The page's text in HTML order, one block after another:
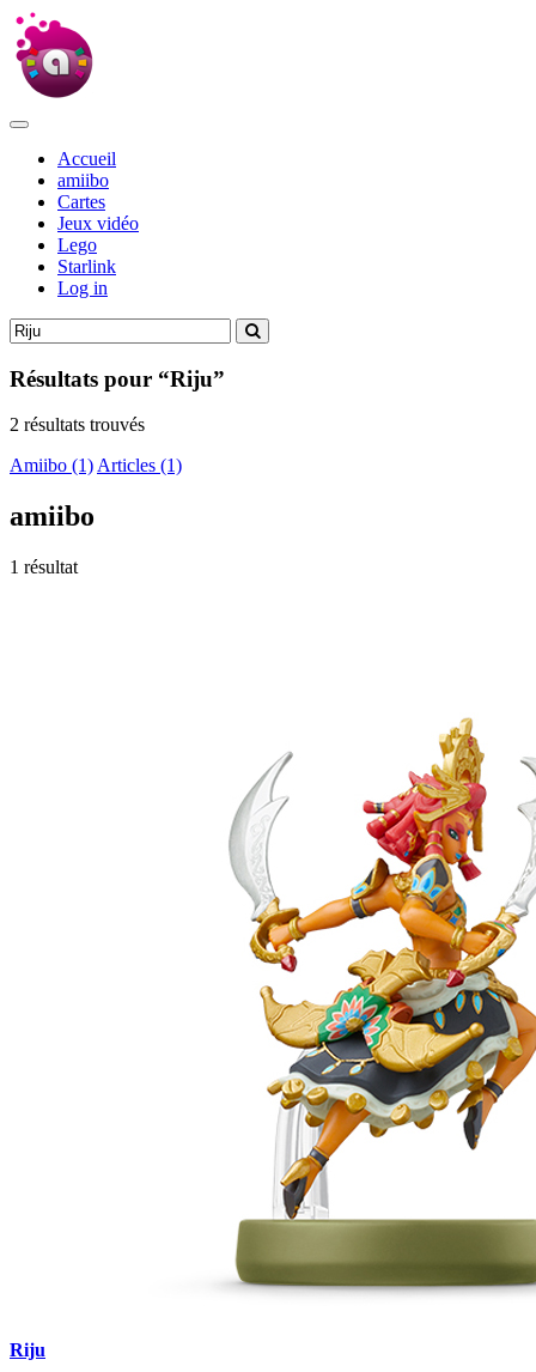
Accueil
amiibo
Cartes
Jeux vidéo
Lego
Starlink
Log in
Résultats pour “Riju”
2 résultats trouvés
Amiibo (1)Articles (1)
amiibo
1 résultat
Riju